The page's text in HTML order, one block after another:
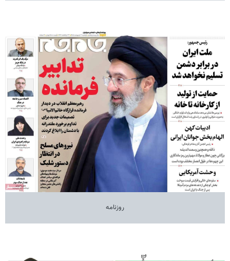
روزنامه